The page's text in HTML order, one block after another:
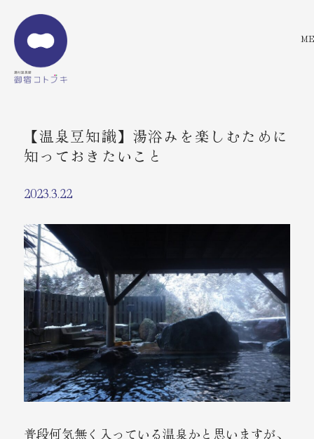
快眠セラピー
温泉
館内案内
周辺観光
アクセス
【温泉豆知識】湯浴みを楽しむために
知っておきたいこと
2023.3.22
普段何気無く入っている温泉かと思いますが、